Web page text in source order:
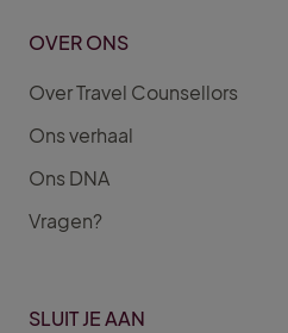
OVER ONS
Over Travel Counsellors
Ons verhaal
Ons DNA
Vragen?
SLUIT JE AAN